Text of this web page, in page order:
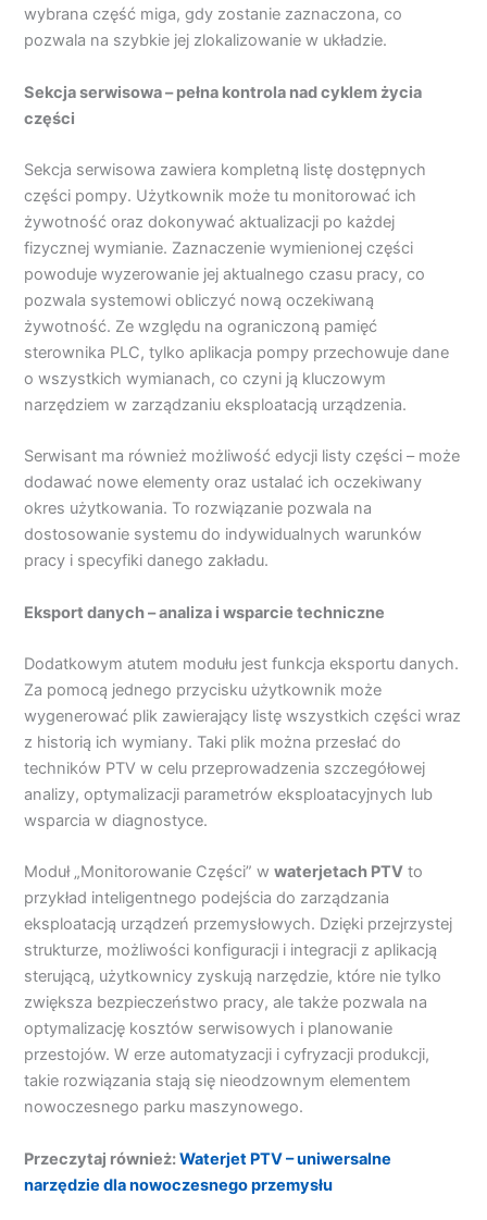
wybrana część miga, gdy zostanie zaznaczona, co
pozwala na szybkie jej zlokalizowanie w układzie.
Sekcja serwisowa – pełna kontrola nad cyklem życia
części
Sekcja serwisowa zawiera kompletną listę dostępnych
części pompy. Użytkownik może tu monitorować ich
żywotność oraz dokonywać aktualizacji po każdej
fizycznej wymianie. Zaznaczenie wymienionej części
powoduje wyzerowanie jej aktualnego czasu pracy, co
pozwala systemowi obliczyć nową oczekiwaną
żywotność. Ze względu na ograniczoną pamięć
sterownika PLC, tylko aplikacja pompy przechowuje dane
o wszystkich wymianach, co czyni ją kluczowym
narzędziem w zarządzaniu eksploatacją urządzenia.
Serwisant ma również możliwość edycji listy części – może
dodawać nowe elementy oraz ustalać ich oczekiwany
okres użytkowania. To rozwiązanie pozwala na
dostosowanie systemu do indywidualnych warunków
pracy i specyfiki danego zakładu.
Eksport danych – analiza i wsparcie techniczne
Dodatkowym atutem modułu jest funkcja eksportu danych.
Za pomocą jednego przycisku użytkownik może
wygenerować plik zawierający listę wszystkich części wraz
z historią ich wymiany. Taki plik można przesłać do
techników PTV w celu przeprowadzenia szczegółowej
analizy, optymalizacji parametrów eksploatacyjnych lub
wsparcia w diagnostyce.
Moduł „Monitorowanie Części” wwaterjetach PTV to
przykład inteligentnego podejścia do zarządzania
eksploatacją urządzeń przemysłowych. Dzięki przejrzystej
strukturze, możliwości konfiguracji i integracji z aplikacją
sterującą, użytkownicy zyskują narzędzie, które nie tylko
zwiększa bezpieczeństwo pracy, ale także pozwala na
optymalizację kosztów serwisowych i planowanie
przestojów. W erze automatyzacji i cyfryzacji produkcji,
takie rozwiązania stają się nieodzownym elementem
nowoczesnego parku maszynowego.
Przeczytaj również:Waterjet PTV – uniwersalne
narzędzie dla nowoczesnego przemysłu